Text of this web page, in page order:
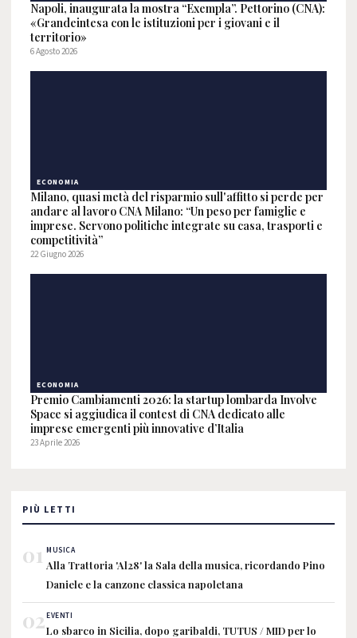
Napoli, inaugurata la mostra “Exempla”. Pettorino (CNA):
«Grandeintesa con le istituzioni per i giovani e il
territorio»
6 Agosto 2026
ECONOMIA
Milano, quasi metà del risparmio sull'affitto si perde per
andare al lavoro CNA Milano: “Un peso per famiglie e
imprese. Servono politiche integrate su casa, trasporti e
competitività”
22 Giugno 2026
ECONOMIA
Premio Cambiamenti 2026: la startup lombarda Involve
Space si aggiudica il contest di CNA dedicato alle
imprese emergenti più innovative d’Italia
23 Aprile 2026
PIÙ LETTI
01 MUSICA
Alla Trattoria 'Al28' la Sala della musica, ricordando Pino
Daniele e la canzone classica napoletana
02EVENTI
Lo sbarco in Sicilia, dopo garibaldi, TUTUS / MID per lo